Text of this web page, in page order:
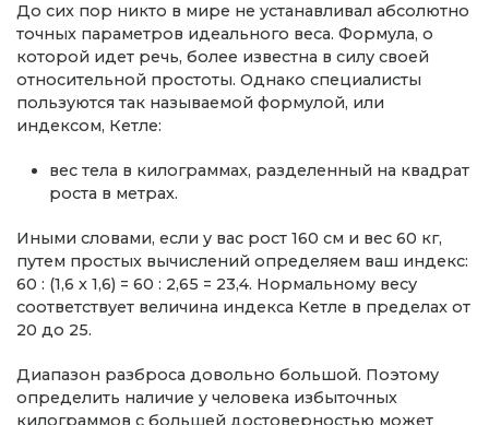
До сих пор никто в мире не устанавливал абсолютно
точных параметров идеального веса. Формула, о
которой идет речь, более известна в силу своей
относительной простоты. Однако специалисты
пользуются так называемой формулой, или
индексом, Кетле:
вес тела в килограммах, разделенный на квадрат
роста в метрах.
Иными словами, если у вас рост 160 см и вес 60 кг,
путем простых вычислений определяем ваш индекс:
60 : (1,6 х 1,6) = 60 : 2,65 = 23,4. Нормальному весу
соответствует величина индекса Кетле в пределах от
20 до 25.
Диапазон разброса довольно большой. Поэтому
определить наличие у человека избыточных
килограммов с большей достоверностью может